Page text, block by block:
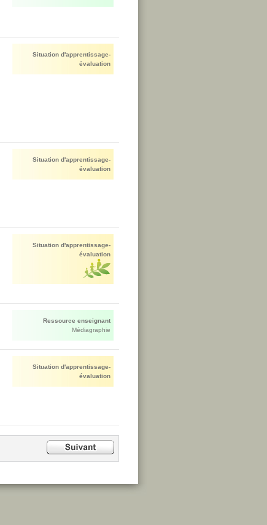
Situation d'apprentissage-
évaluation
Situation d'apprentissage-
évaluation
Situation d'apprentissage-
évaluation
Ressource enseignant
Médiagraphie
Situation d'apprentissage-
évaluation